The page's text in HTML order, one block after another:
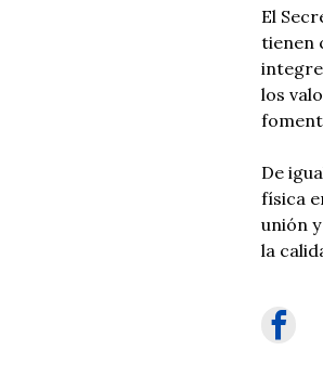
El
tienen
los
De
física
unión
la